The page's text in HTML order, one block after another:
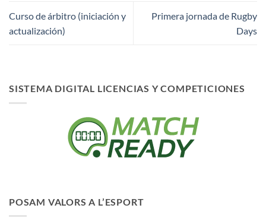
Curso de árbitro (iniciación y
actualización)
Primera jornada de Rugby
Days
SISTEMA DIGITAL LICENCIAS Y COMPETICIONES
POSAM VALORS A L’ESPORT